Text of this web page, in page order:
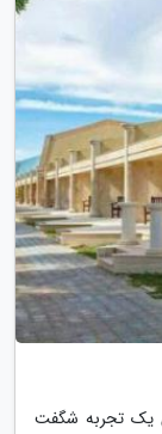
یک تجربه شگفت